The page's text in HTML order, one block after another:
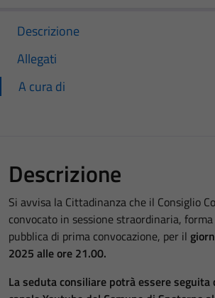
Descrizione
Allegati
A cura di
Descrizione
Si avvisa la Cittadinanza che il Consiglio
convocato in sessione straordinaria,
pubblica di prima convocazione, per il
2025 alle ore 21.00.
La seduta consiliare potrà essere seguita